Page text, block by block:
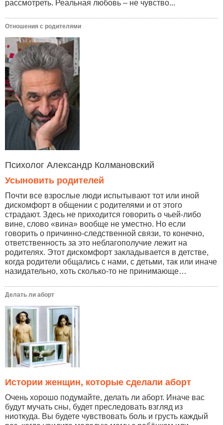
рассмотреть. Реальная любовь – не чувство...
Отношения с родителями
Психолог Александр Колмановский
Усыновить родителей
Почти все взрослые люди испытывают тот или иной
дискомфорт в общении с родителями и от этого
страдают. Здесь не приходится говорить о чьей-либо
вине, слово «вина» вообще не уместно. Но если
говорить о причинно-следственной связи, то конечно,
ответственность за это неблагополучие лежит на
родителях. Этот дискомфорт закладывается в детстве,
когда родители общались с нами, с детьми, так или иначе
назидательно, хоть сколько-то не принимающе…
Делать ли аборт
Истории женщин, которые сделали аборт
Очень хорошо подумайте, делать ли аборт. Иначе вас
будут мучать сны, будет преследовать взгляд из
ниоткуда. Вы будете чувствовать боль и грусть каждый